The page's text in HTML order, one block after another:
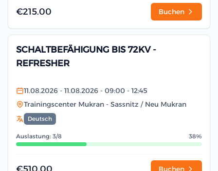
€215.00 Buchen
SCHALTBEFÄHIGUNG BIS 72KV -
REFRESHER
11.08.2026 - 11.08.2026 - 09:00 - 12:45
Trainingscenter Mukran - Sassnitz / Neu Mukran
Deutsch
Auslastung: 3/8 38%
Buchen